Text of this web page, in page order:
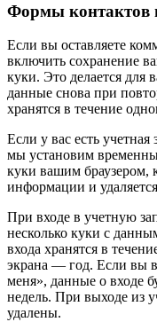
Формы контактов
Если вы оставляете
включить сохранение
куки. Это делается для
данные снова при
хранятся в течение
Если у вас есть
мы установим
куки вашим браузером,
информации и
При входе в учетную
несколько куки с
входа хранятся в
экрана — год. Если вы
меня», данные о входе
недель. При выходе из
удалены.